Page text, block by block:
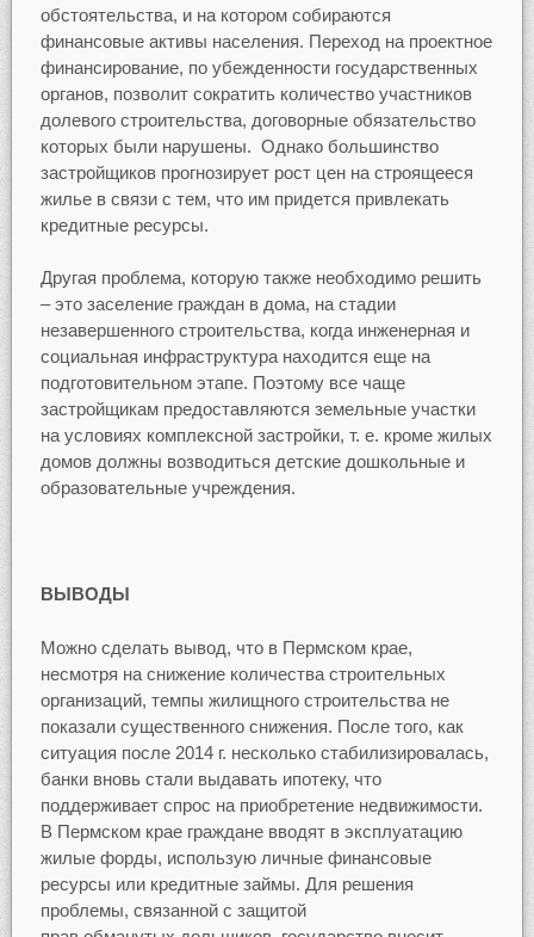
обстоятельства, и на котором собираются
финансовые активы населения. Переход на проектное
финансирование, по убежденности государственных
органов, позволит сократить количество участников
долевого строительства, договорные обязательство
которых были нарушены. Однако большинство
застройщиков прогнозирует рост цен на строящееся
жилье в связи с тем, что им придется привлекать
кредитные ресурсы.
Другая проблема, которую также необходимо решить
– это заселение граждан в дома, на стадии
незавершенного строительства, когда инженерная и
социальная инфраструктура находится еще на
подготовительном этапе. Поэтому все чаще
застройщикам предоставляются земельные участки
на условиях комплексной застройки, т. е. кроме жилых
домов должны возводиться детские дошкольные и
образовательные учреждения.
ВЫВОДЫ
Можно сделать вывод, что в Пермском крае,
несмотря на снижение количества строительных
организаций, темпы жилищного строительства не
показали существенного снижения. После того, как
ситуация после 2014 г. несколько стабилизировалась,
банки вновь стали выдавать ипотеку, что
поддерживает спрос на приобретение недвижимости.
В Пермском крае граждане вводят в эксплуатацию
жилые форды, использую личные финансовые
ресурсы или кредитные займы. Для решения
проблемы, связанной с защитой